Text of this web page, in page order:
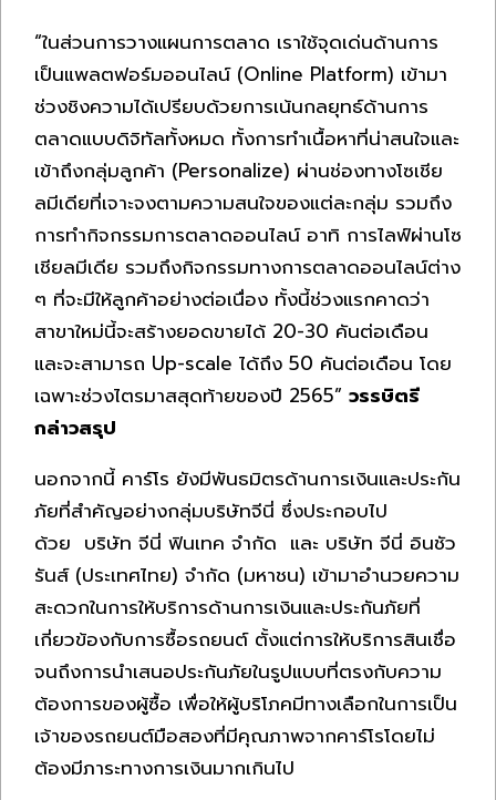
“ในส่วนการวางแผนการตลาด เราใช้จุดเด่นด้านการ
เป็นแพลตฟอร์มออนไลน์ (Online Platform) เข้ามา
ช่วงชิงความได้เปรียบด้วยการเน้นกลยุทธ์ด้านการ
ตลาดแบบดิจิทัลทั้งหมด ทั้งการทำเนื้อหาที่น่าสนใจและ
เข้าถึงกลุ่มลูกค้า (Personalize) ผ่านช่องทางโซเชีย
ลมีเดียที่เจาะจงตามความสนใจของแต่ละกลุ่ม รวมถึง
การทำกิจกรรมการตลาดออนไลน์ อาทิ การไลฟ์ผ่านโซ
เชียลมีเดีย รวมถึงกิจกรรมทางการตลาดออนไลน์ต่าง
ๆ ที่จะมีให้ลูกค้าอย่างต่อเนื่อง ทั้งนี้ช่วงแรกคาดว่า
สาขาใหม่นี้จะสร้างยอดขายได้ 20-30 คันต่อเดือน
และจะสามารถ Up-scale ได้ถึง 50 คันต่อเดือน โดย
เฉพาะช่วงไตรมาสสุดท้ายของปี 2565” วรรษิตรี
กล่าวสรุป
นอกจากนี้ คาร์โร ยังมีพันธมิตรด้านการเงินและประกัน
ภัยที่สำคัญอย่างกลุ่มบริษัทจีนี่ ซึ่งประกอบไป
ด้วย บริษัท จีนี่ ฟินเทค จำกัด และ บริษัท จีนี่ อินชัว
รันส์ (ประเทศไทย) จำกัด (มหาชน) เข้ามาอำนวยความ
สะดวกในการให้บริการด้านการเงินและประกันภัยที่
เกี่ยวข้องกับการซื้อรถยนต์ ตั้งแต่การให้บริการสินเชื่อ
จนถึงการนำเสนอประกันภัยในรูปแบบที่ตรงกับความ
ต้องการของผู้ซื้อ เพื่อให้ผู้บริโภคมีทางเลือกในการเป็น
เจ้าของรถยนต์มือสองที่มีคุณภาพจากคาร์โรโดยไม่
ต้องมีภาระทางการเงินมากเกินไป